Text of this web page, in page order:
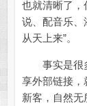
也就清晰了，
说、配音乐、
从天上来”。
事实是很多
享外部链接，
新客，自然无